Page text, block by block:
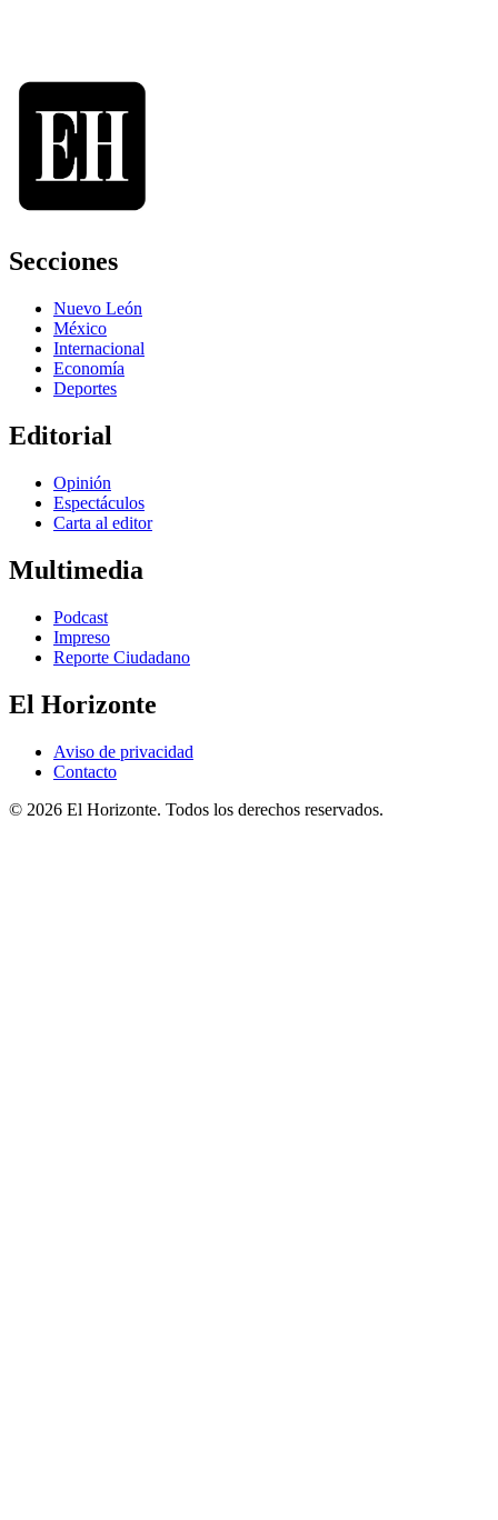
Secciones
Nuevo León
México
Internacional
Economía
Deportes
Editorial
Opinión
Espectáculos
Carta al editor
Multimedia
Podcast
Impreso
Reporte Ciudadano
El Horizonte
Aviso de privacidad
Contacto
© 2026 El Horizonte. Todos los derechos reservados.